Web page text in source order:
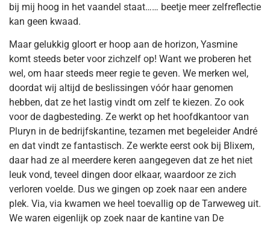
bij mij hoog in het vaandel staat…… beetje meer zelfreflectie
kan geen kwaad.
Maar gelukkig gloort er hoop aan de horizon, Yasmine
komt steeds beter voor zichzelf op! Want we proberen het
wel, om haar steeds meer regie te geven. We merken wel,
doordat wij altijd de beslissingen vóór haar genomen
hebben, dat ze het lastig vindt om zelf te kiezen. Zo ook
voor de dagbesteding. Ze werkt op het hoofdkantoor van
Pluryn in de bedrijfskantine, tezamen met begeleider André
en dat vindt ze fantastisch. Ze werkte eerst ook bij Blixem,
daar had ze al meerdere keren aangegeven dat ze het niet
leuk vond, teveel dingen door elkaar, waardoor ze zich
verloren voelde. Dus we gingen op zoek naar een andere
plek. Via, via kwamen we heel toevallig op de Tarweweg uit.
We waren eigenlijk op zoek naar de kantine van De